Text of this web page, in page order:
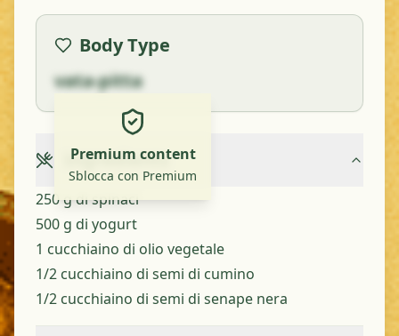
Body Type
vata-pitta
Premium content
Sblocca con Premium
Ingredients
250 g di spinaci
500 g di yogurt
1 cucchiaino di olio vegetale
1/2 cucchiaino di semi di cumino
1/2 cucchiaino di semi di senape nera